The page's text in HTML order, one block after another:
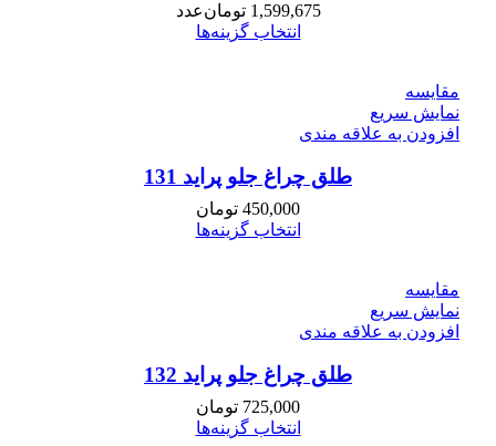
1,599,675 تومانعدد
انتخاب گزینه‌ها
مقايسه
نمایش سریع
افزودن به علاقه مندی
طلق چراغ جلو پراید 131
450,000 تومان
انتخاب گزینه‌ها
مقايسه
نمایش سریع
افزودن به علاقه مندی
طلق چراغ جلو پراید 132
725,000 تومان
انتخاب گزینه‌ها